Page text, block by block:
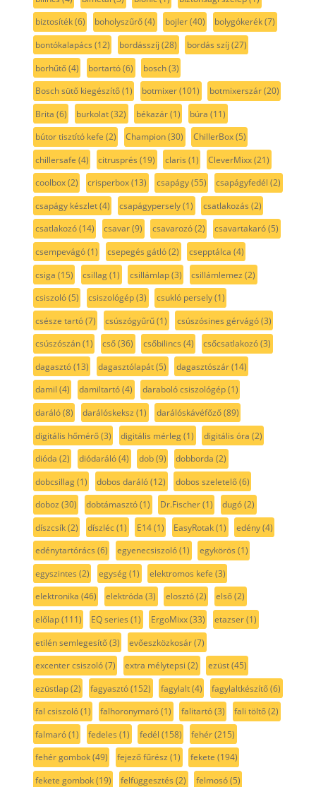
biztosíték(6) boholyszűrő(4) bojler(40) bolygókerék(7)
bontókalapács (12) bordásszíj (28) bordás szíj (27)
borhűtő(4) bortartó(6) bosch(3)
Bosch sütő kiegészítő(1) botmixer(101) botmixerszár(20)
Brita (6) burkolat(32) békazár(1) búra (11)
bútor tisztító kefe (2) Champion(30) ChillerBox(5)
chillersafe (4) citrusprés (19) claris (1) CleverMixx(21)
coolbox(2) crisperbox(13) csapágy(55) csapágyfedél (2)
csapágy készlet(4) csapágypersely(1) csatlakozás (2)
csatlakozó(14) csavar(9) csavarozó(2) csavartakaró(5)
csempevágó(1) csepegés gátló(2) csepptálca (4)
csiga (15) csillag(1) csillámlap(3) csillámlemez (2)
csiszoló(5) csiszológép(3) csukló persely(1)
csésze tartó(7) csúszógyűrű(1) csúszósines gérvágó(3)
csúszószán(1) cső(36) csőbilincs (4) csőcsatlakozó(3)
dagasztó(13) dagasztólapát(5) dagasztószár(14)
damil (4) damiltartó(4) daraboló csiszológép(1)
daráló(8) darálóskeksz (1) darálóskávéfőző(89)
digitális hőmérő(3) digitális mérleg(1) digitális óra (2)
dióda (2) diódaráló(4) dob(9) dobborda (2)
dobcsillag(1) dobos daráló(12) dobos szeletelő(6)
doboz (30) dobtámasztó(1) Dr.Fischer(1) dugó(2)
díszcsík(2) díszléc(1) E14(1) EasyRotak(1) edény(4)
edénytartórács (6) egyenecsiszoló(1) egykörös (1)
egyszintes (2) egység(1) elektromos kefe (3)
elektronika (46) elektróda (3) elosztó(2) első(2)
előlap(111) EQ series (1) ErgoMixx(33) etazser(1)
etilén semlegesítő(3) evőeszközkosár(7)
excenter csiszoló(7) extra mélytepsi (2) ezüst(45)
ezüstlap(2) fagyasztó(152) fagylalt(4) fagylaltkészítő(6)
fal csiszoló(1) falhoronymaró(1) falitartó(3) fali töltő(2)
falmaró(1) fedeles (1) fedél (158) fehér(215)
fehér gombok(49) fejező fűrész (1) fekete (194)
fekete gombok(19) felfüggesztés (2) felmosó(5)